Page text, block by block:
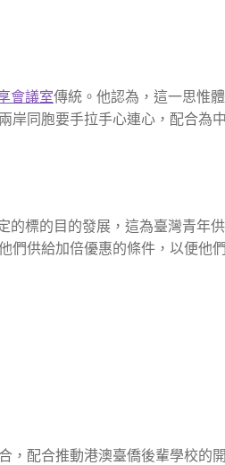
會議室傳統。他認為，這一思惟
岸同胞要手拉手心連心，配合為
的標的目的發展，這為臺灣青年
們供給加倍優惠的條件，以便他
，配合推動港澳臺僑後輩學校的